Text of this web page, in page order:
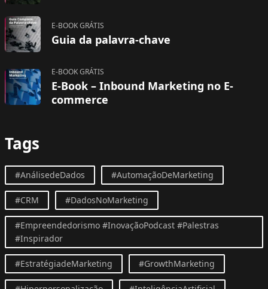
E-BOOK GRÁTIS
Guia da palavra-chave
E-BOOK GRÁTIS
E-Book – Inbound Marketing no E-
commerce
Tags
#AnálisedeDados #AutomaçãoDeMarketing
#CRM #DadosNoMarketing
#Empreendedorismo #InovaçãoPodcast #Palestras
#Inspirador
#EstratégiadeMarketing #GrowthMarketing